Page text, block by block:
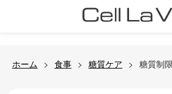
ホーム 食事 糖質ケア 糖質制